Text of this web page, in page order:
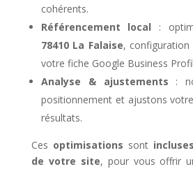
cohérents.
Référencement local :
78410 La Falaise,
votre fiche Google Business
Analyse & ajustements :
positionnement et ajustons
résultats.
Ces optimisations sont incluses
de votre site, pour vous offrir